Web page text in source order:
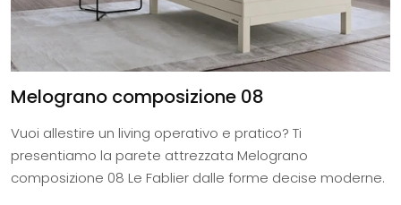
Melograno composizione 08
Vuoi allestire un living operativo e pratico? Ti
presentiamo la parete attrezzata Melograno
composizione 08 Le Fablier dalle forme decise moderne.